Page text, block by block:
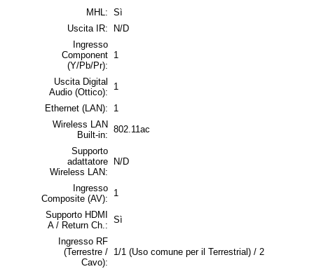
MHL: Sì
Uscita IR:
N/D
Ingresso
Component
(Y/Pb/Pr):
1
Uscita Digital
Audio (Ottico):
1
Ethernet (LAN):
1
Wireless LAN
Built-in:
802.11ac
Supporto
adattatore
Wireless LAN:
N/D
Ingresso
Composite (AV):
1
Supporto HDMI
A / Return Ch.:
Sì
Ingresso RF
(Terrestre /
Cavo):
1/1 (Uso comune per il Terrestrial) / 2